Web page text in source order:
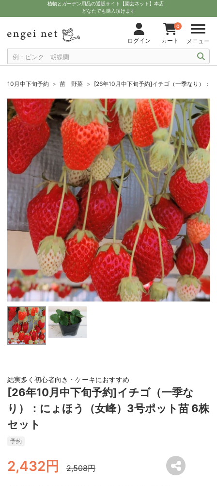
植物とガーデン用品の通販サイト【園芸ネット】本店
どなたでも購入頂けます
ログイン
0
カート メニュー
10月中下旬予約 苗 野菜 [26年10月中下旬予約]イチゴ（一季なり）：
結実多く初心者向き・ケーキにおすすめ
[26年10月中下旬予約]イチゴ（一季な
り）：にょほう（女峰）3号ポット苗 6株
セット
予約
2,432円 2,508円